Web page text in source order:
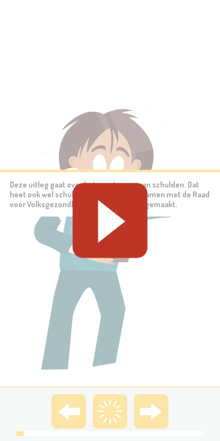
Deze uitleg gaat over het voorkomen van schulden. Dat
heet ook wel schuldpreventie. Deze is samen met de Raad
voor Volksgezondheid en Samenleving gemaakt.